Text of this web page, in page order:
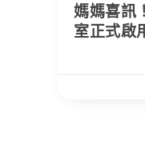
媽媽喜訊
室正式啟